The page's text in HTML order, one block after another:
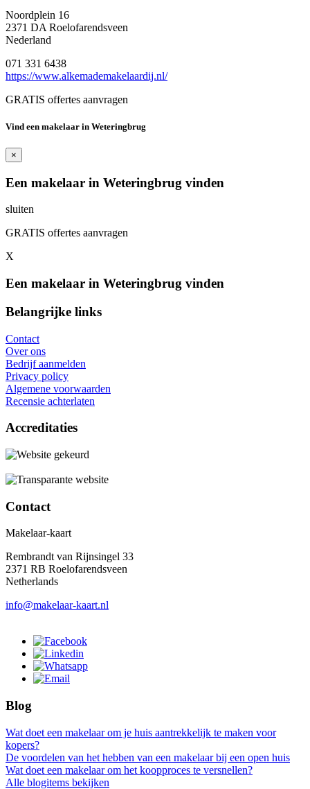
Noordplein 16
2371 DA Roelofarendsveen
Nederland
071 331 6438
https://www.alkemademakelaardij.nl/
GRATIS offertes aanvragen
Vind een makelaar in Weteringbrug
×
Een makelaar in Weteringbrug vinden
sluiten
GRATIS offertes aanvragen
X
Een makelaar in Weteringbrug vinden
Belangrijke links
Contact
Over ons
Bedrijf aanmelden
Privacy policy
Algemene voorwaarden
Recensie achterlaten
Accreditaties
Contact
Makelaar-kaart
Rembrandt van Rijnsingel 33
2371 RB Roelofarendsveen
Netherlands
info@makelaar-kaart.nl
Blog
Wat doet een makelaar om je huis aantrekkelijk te maken voor
kopers?
De voordelen van het hebben van een makelaar bij een open huis
Wat doet een makelaar om het koopproces te versnellen?
Alle blogitems bekijken